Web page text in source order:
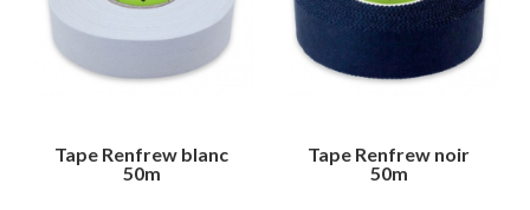
Tape Renfrew blanc
50m
Tape Renfrew noir
50m